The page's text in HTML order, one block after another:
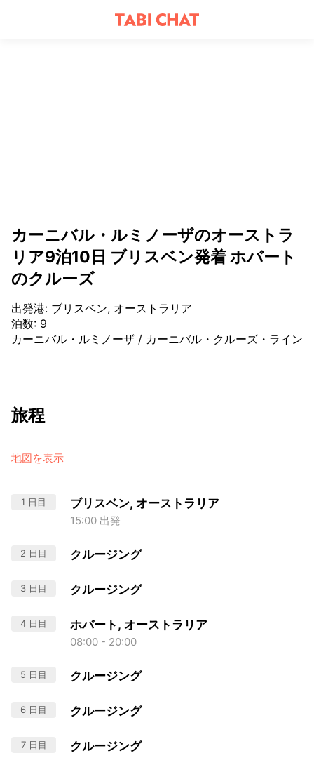
カーニバル・ルミノーザのオーストラ
リア9泊10日 ブリスベン発着 ホバート
のクルーズ
出発港: ブリスベン, オーストラリア
泊数: 9
カーニバル・ルミノーザ / カーニバル・クルーズ・ライン
旅程
地図を表示
1 日目 ブリスベン, オーストラリア
15:00 出発
2 日目 クルージング
3 日目 クルージング
4 日目 ホバート, オーストラリア
08:00 - 20:00
5 日目 クルージング
6 日目 クルージング
7 日目 クルージング